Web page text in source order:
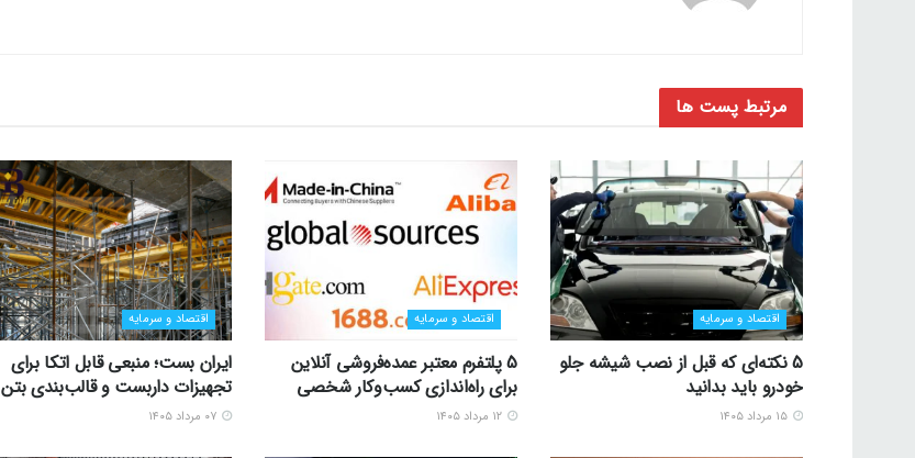
مرتبط پست ها
اقتصاد و سرمایه
5 نکته‌ای که قبل از نصب شیشه جلو
خودرو باید بدانید
اقتصاد و سرمایه
5 پلتفرم معتبر عمده‌فروشی آنلاین
برای راه‌اندازی کسب‌وکار شخصی
اقتصاد و سرمایه
ایران بست؛ منبعی قابل اتکا برای
تجهیزات داربست و قالب‌بندی بتن